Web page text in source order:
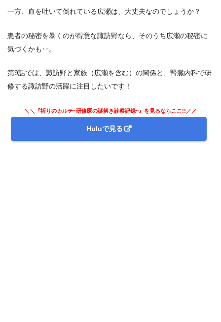
一方、血を吐いて倒れている広瀬は、大丈夫なのでしょうか？
患者の秘密を暴くのが得意な諏訪野なら、そのうち広瀬の秘密に
気づくかも‥。
第9話では、諏訪野と家族（広瀬を含む）の関係と、腎臓内科で研
修する諏訪野の活躍に注目したいです！
＼＼『祈りのカルテ~研修医の謎解き診察記録~』を見るならここ!!／／
Huluで見る